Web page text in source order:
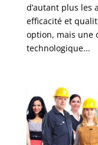
d’autant plus les
efficacité et
option, mais une
technologique...